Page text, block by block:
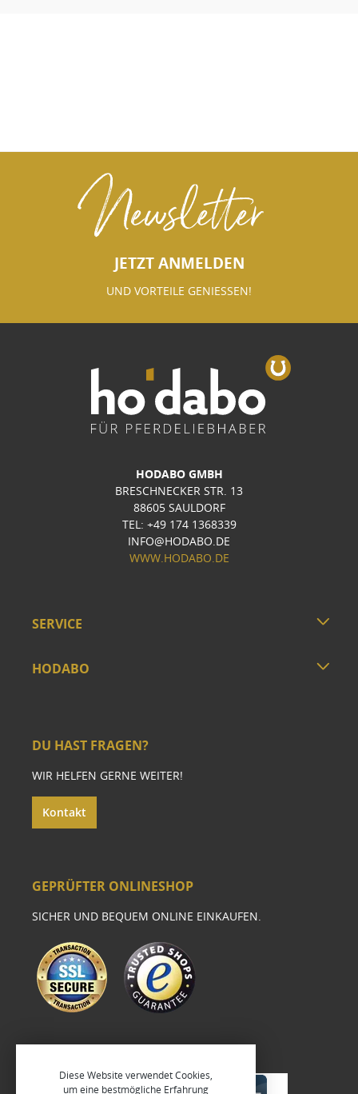
Newsletter
JETZT ANMELDEN
UND VORTEILE GENIESSEN!
HODABO GMBH
BRESCHNECKER STR. 13
88605 SAULDORF
TEL: +49 174 1368339
INFO@HODABO.DE
WWW.HODABO.DE
SERVICE
HODABO
DU HAST FRAGEN?
WIR HELFEN GERNE WEITER!
Kontakt
GEPRÜFTER ONLINESHOP
SICHER UND BEQUEM ONLINE EINKAUFEN.
Diese Website verwendet Cookies,
um eine bestmögliche Erfahrung